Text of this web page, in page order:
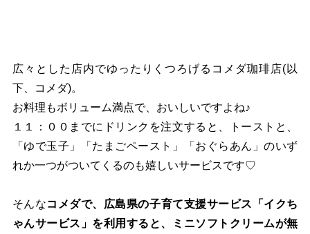
広々とした店内でゆったりくつろげるコメダ珈琲店(以
下、コメダ)。
お料理もボリューム満点で、おいしいですよね♪
１１：００までにドリンクを注文すると、トーストと、
「ゆで玉子」「たまごペースト」「おぐらあん」のいず
れか一つがついてくるのも嬉しいサービスです♡
そんなコメダで、広島県の子育て支援サービス「イクち
ゃんサービス」を利用すると、ミニソフトクリームが無